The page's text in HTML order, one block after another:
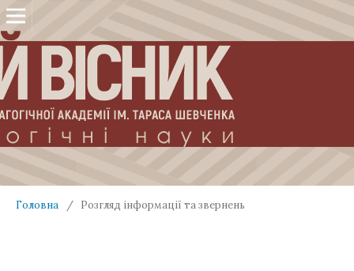
Головна / Розгляд інформації та звернень